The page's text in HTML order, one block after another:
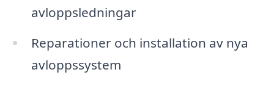
avloppsledningar
Reparationer och installation av nya
avloppssystem